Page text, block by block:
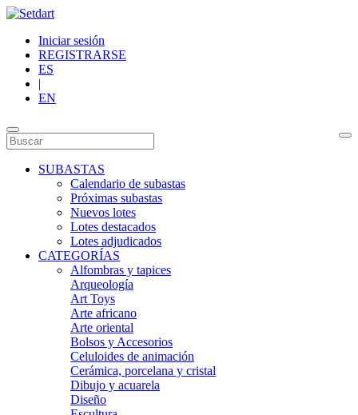
Iniciar sesión
REGISTRARSE
ES
|
EN
SUBASTAS
Calendario de subastas
Próximas subastas
Nuevos lotes
Lotes destacados
Lotes adjudicados
CATEGORÍAS
Alfombras y tapices
Arqueología
Art Toys
Arte africano
Arte oriental
Bolsos y Accesorios
Celuloides de animación
Cerámica, porcelana y cristal
Dibujo y acuarela
Diseño